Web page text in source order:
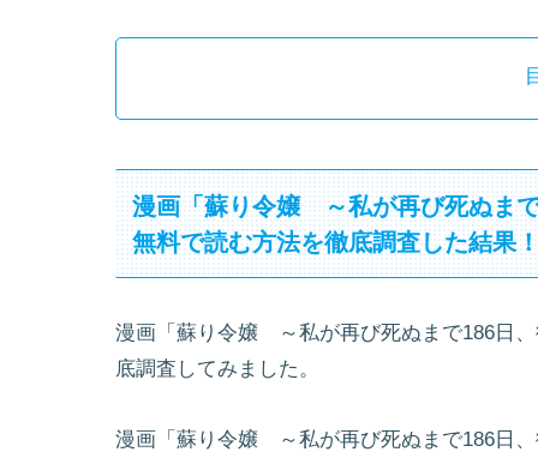
漫画「蘇り令嬢 ～私が再び死ぬま
無料で読む方法を徹底調査した結果
漫画「蘇り令嬢 ～私が再び死ぬまで186日
底調査してみました。
漫画「蘇り令嬢 ～私が再び死ぬまで186日